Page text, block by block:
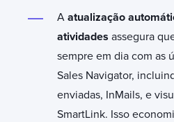
A atualização
atividades assegura
sempre em dia com as
Sales Navigator,
enviadas, InMails, e
SmartLink. Isso